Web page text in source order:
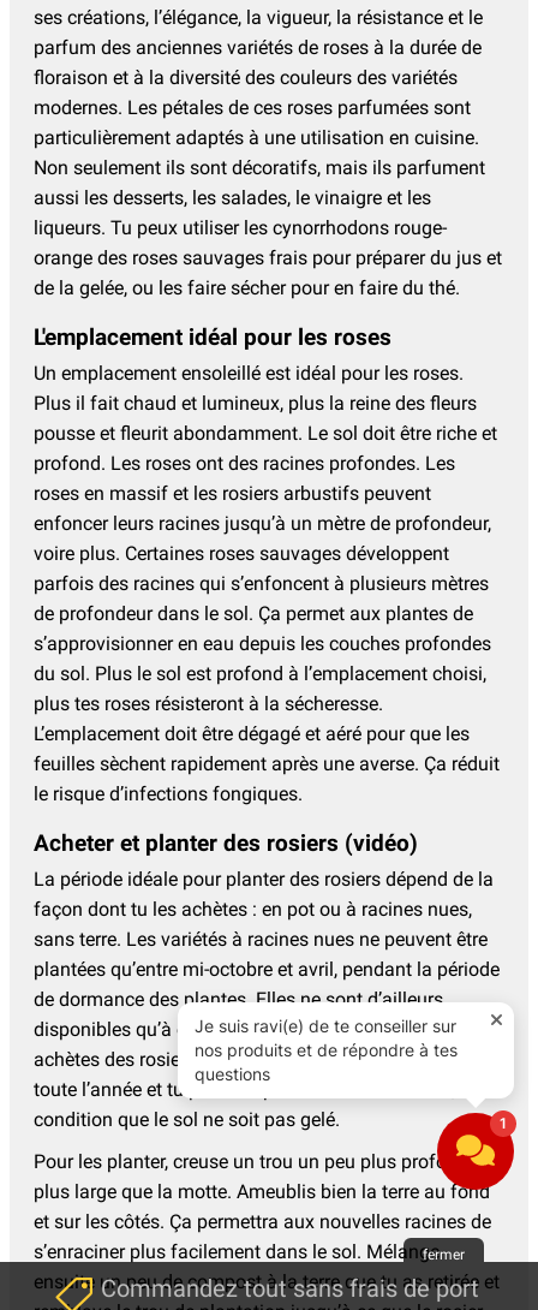
ses créations, l’élégance, la vigueur, la résistance et le
parfum des anciennes variétés de roses à la durée de
floraison et à la diversité des couleurs des variétés
modernes. Les pétales de ces roses parfumées sont
particulièrement adaptés à une utilisation en cuisine.
Non seulement ils sont décoratifs, mais ils parfument
aussi les desserts, les salades, le vinaigre et les
liqueurs. Tu peux utiliser les cynorrhodons rouge-
orange des roses sauvages frais pour préparer du jus et
de la gelée, ou les faire sécher pour en faire du thé.
L'emplacement idéal pour les roses
Un emplacement ensoleillé est idéal pour les roses.
Plus il fait chaud et lumineux, plus la reine des fleurs
pousse et fleurit abondamment. Le sol doit être riche et
profond. Les roses ont des racines profondes. Les
roses en massif et les rosiers arbustifs peuvent
enfoncer leurs racines jusqu’à un mètre de profondeur,
voire plus. Certaines roses sauvages développent
parfois des racines qui s’enfoncent à plusieurs mètres
de profondeur dans le sol. Ça permet aux plantes de
s’approvisionner en eau depuis les couches profondes
du sol. Plus le sol est profond à l’emplacement choisi,
plus tes roses résisteront à la sécheresse.
L’emplacement doit être dégagé et aéré pour que les
feuilles sèchent rapidement après une averse. Ça réduit
le risque d’infections fongiques.
Acheter et planter des rosiers (vidéo)
La période idéale pour planter des rosiers dépend de la
façon dont tu les achètes : en pot ou à racines nues,
sans terre. Les variétés à racines nues ne peuvent être
plantées qu’entre mi-octobre et avril, pendant la période
de dormance des plantes. Elles ne sont d’ailleurs
disponibles qu’à cette période. C’est différent si tu
achètes des rosiers en pot. Ceux-ci sont disponibles
toute l’année et tu peux les planter à tout moment, à
condition que le sol ne soit pas gelé.
Pour les planter, creuse un trou un peu plus profond et
plus large que la motte. Ameublis bien la terre au fond
et sur les côtés. Ça permettra aux nouvelles racines de
s’enraciner plus facilement dans le sol. Mélange
ensuite un peu de compost à la terre que tu as retirée et
fermer
Commandez tout sans frais de port